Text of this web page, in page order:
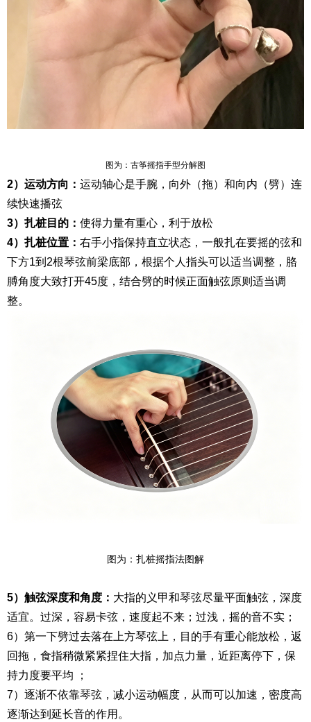
图为：古筝摇指手型分解图
2）运动方向： 运动轴心是手腕，向外（拖）和向内（劈）连
续快速播弦
3）扎桩目的： 使得力量有重心，利于放松
4）扎桩位置： 右手小指保持直立状态，一般扎在要摇的弦和
下方1到2根琴弦前梁底部，根据个人指头可以适当调整，胳
膊角度大致打开45度，结合劈的时候正面触弦原则适当调
整。
图为：扎桩摇指法图解
5）触弦深度和角度： 大指的义甲和琴弦尽量平面触弦，深度
适宜。过深，容易卡弦，速度起不来；过浅，摇的音不实；
6）第一下劈过去落在上方琴弦上，目的手有重心能放松，返
回拖，食指稍微紧紧捏住大指，加点力量，近距离停下，保
持力度要平均 ；
7）逐渐不依靠琴弦，减小运动幅度，从而可以加速，密度高
逐渐达到延长音的作用。